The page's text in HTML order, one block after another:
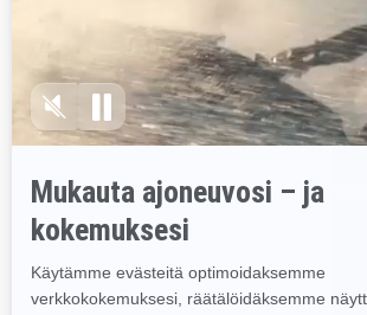
Tilaa uutiskirje
Tilaa uutiskirje.Saat tietää tuoreeltaan uusimmat
ja tarjoukset.
TILAA